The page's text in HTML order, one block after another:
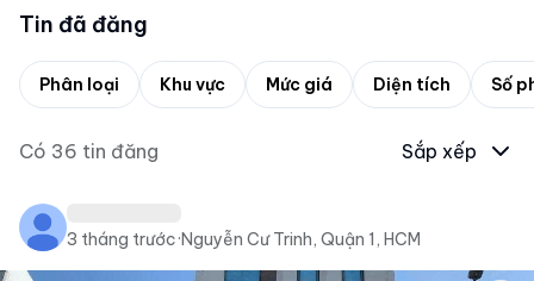
Tin đã đăng
Phân loại Khu vực Mức giá Diện tích Số
Có 36 tin đăng Sắp xếp
3 tháng trước·Nguyễn Cư Trinh, Quận 1, HCM